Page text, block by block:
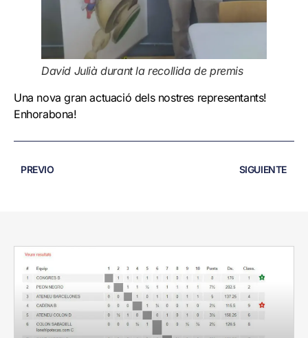
David Julià durant la recollida de premis
Una nova gran actuació dels nostres representants!
Enhorabona!
PREVIO SIGUIENTE